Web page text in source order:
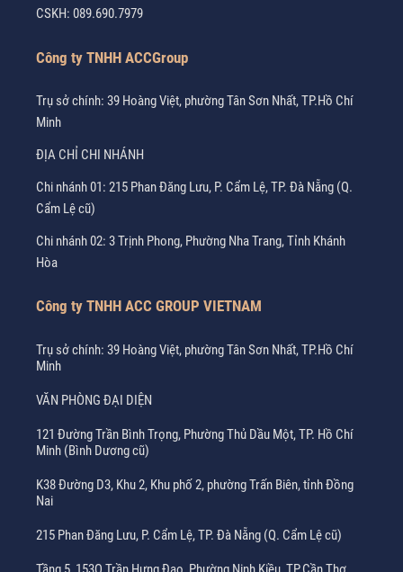
CSKH: 089.690.7979
Công ty TNHH ACCGroup
Trụ sở chính: 39 Hoàng Việt, phường Tân Sơn Nhất, TP.Hồ Chí
Minh
ĐỊA CHỈ CHI NHÁNH
Chi nhánh 01: 215 Phan Đăng Lưu, P. Cẩm Lệ, TP. Đà Nẵng (Q.
Cẩm Lệ cũ)
Chi nhánh 02: 3 Trịnh Phong, Phường Nha Trang, Tỉnh Khánh
Hòa
Công ty TNHH ACC GROUP VIETNAM
Trụ sở chính: 39 Hoàng Việt, phường Tân Sơn Nhất, TP.Hồ Chí
Minh
VĂN PHÒNG ĐẠI DIỆN
121 Đường Trần Bình Trọng, Phường Thủ Dầu Một, TP. Hồ Chí
Minh (Bình Dương cũ)
K38 Đường D3, Khu 2, Khu phố 2, phường Trấn Biên, tỉnh Đồng
Nai
215 Phan Đăng Lưu, P. Cẩm Lệ, TP. Đà Nẵng (Q. Cẩm Lệ cũ)